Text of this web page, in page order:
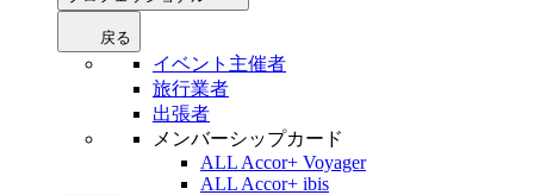
戻る
イベント主催者
旅行業者
出張者
メンバーシップカード
ALL Accor+ Voyager
ALL Accor+ ibis